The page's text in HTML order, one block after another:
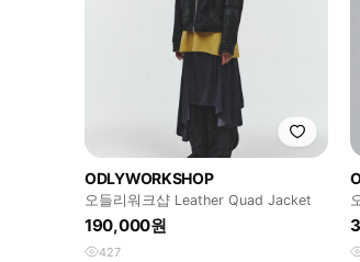
ODLYWORKSHOP
오들리워크샵 Leather Quad Jacket
190,000원
427